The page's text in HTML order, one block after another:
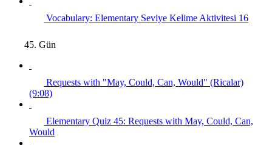
Vocabulary: Elementary Seviye Kelime Aktivitesi 16
45. Gün
Requests with "May, Could, Can, Would" (Ricalar)
(9:08)
Elementary Quiz 45: Requests with May, Could, Can,
Would